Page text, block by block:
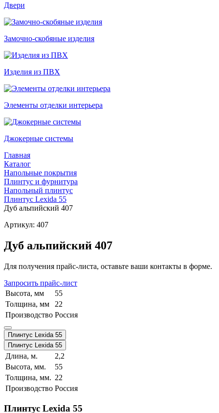
Двери
Замочно-скобяные изделия
Изделия из ПВХ
Элементы отделки интерьера
Джокерные системы
Главная
Каталог
Напольные покрытия
Плинтус и фурнитура
Напольный плинтус
Плинтус Lexida 55
Дуб альпийский 407
Артикул: 407
Дуб альпийский 407
Для получения прайс-листа, оставьте ваши контакты в форме.
Запросить прайс-лист
Высота, мм
55
Толщина, мм
22
Производство Россия
Плинтус Lexida 55
Плинтус Lexida 55
Длина, м.
2,2
Высота, мм.
55
Толщина, мм. 22
Производство Россия
Плинтус Lexida 55